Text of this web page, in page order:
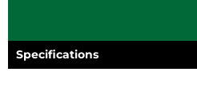
Specifications